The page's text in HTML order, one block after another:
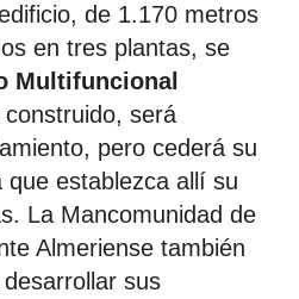
de 1.170 metros
en tres plantas, se
Multifuncional
será
pero cederá su
que establezca allí su
La Mancomunidad de
Almeriense también
sus